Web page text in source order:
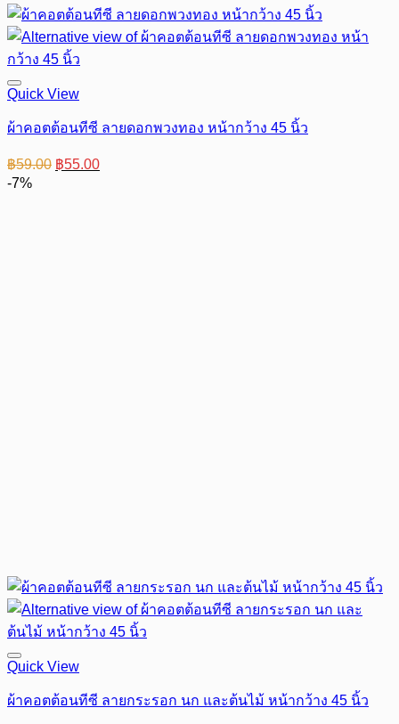
Quick View
ผ้าคอตต้อนทีซี ลายดอกพวงทอง หน้ากว้าง 45 นิ้ว
฿59.00 Original
price
฿55.00Current
price
-7%
Quick View
ผ้าคอตต้อนทีซี ลายกระรอก นก และต้นไม้ หน้ากว้าง 45 นิ้ว